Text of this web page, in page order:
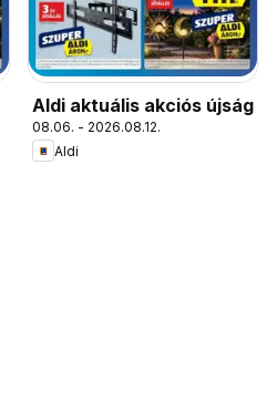
Aldi aktuális akciós újság
08.06. - 2026.08.12.
Aldi